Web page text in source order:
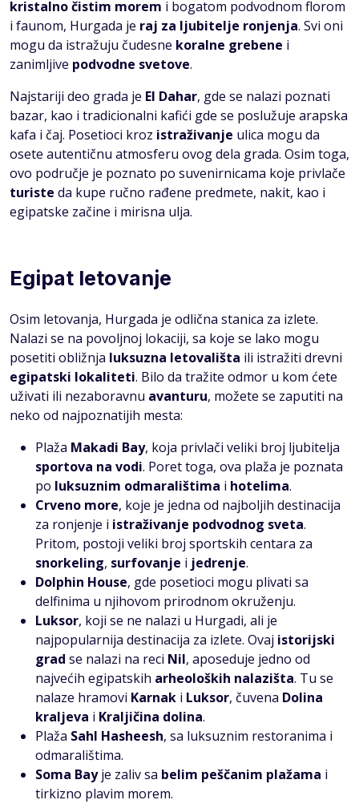
kristalno čistim morem i bogatom podvodnom florom
i faunom, Hurgada je raj za ljubitelje ronjenja. Svi oni
mogu da istražuju čudesne koralne grebene i
zanimljive podvodne svetove.
Najstariji deo grada je El Dahar, gde se nalazi poznati
bazar, kao i tradicionalni kafići gde se poslužuje arapska
kafa i čaj. Posetioci kroz istraživanje ulica mogu da
osete autentičnu atmosferu ovog dela grada. Osim toga,
ovo područje je poznato po suvenirnicama koje privlače
turiste da kupe ručno rađene predmete, nakit, kao i
egipatske začine i mirisna ulja.
Egipat letovanje
Osim letovanja, Hurgada je odlična stanica za izlete.
Nalazi se na povoljnoj lokaciji, sa koje se lako mogu
posetiti obližnja luksuzna letovališta ili istražiti drevni
egipatski lokaliteti. Bilo da tražite odmor u kom ćete
uživati ili nezaboravnu avanturu, možete se zaputiti na
neko od najpoznatijih mesta:
Plaža Makadi Bay, koja privlači veliki broj ljubitelja
sportova na vodi. Poret toga, ova plaža je poznata
po luksuznim odmaralištima i hotelima.
Crveno more, koje je jedna od najboljih destinacija
za ronjenje i istraživanje podvodnog sveta.
Pritom, postoji veliki broj sportskih centara za
snorkeling, surfovanje i jedrenje.
Dolphin House, gde posetioci mogu plivati sa
delfinima u njihovom prirodnom okruženju.
Luksor, koji se ne nalazi u Hurgadi, ali je
najpopularnija destinacija za izlete. Ovaj istorijski
grad se nalazi na reci Nil, aposeduje jedno od
najvećih egipatskih arheoloških nalazišta. Tu se
nalaze hramovi Karnak i Luksor, čuvena Dolina
kraljeva i Kraljičina dolina.
Plaža Sahl Hasheesh, sa luksuznim restoranima i
odmaralištima.
Soma Bayje zaliv sa belim peščanim plažama i
tirkizno plavim morem.